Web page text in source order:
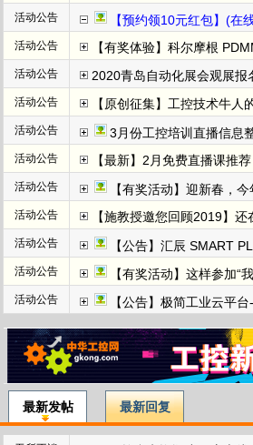
活动公告 【预约领10元红包】(在线直播)福
活动公告 【有奖体验】科尔摩根
活动公告 2020青岛自动化展会观展报名
活动公告 【原创征集】工控技术牛
活动公告 3月份工控培训直播信息整
活动公告 【最新】2月免费直播课推
活动公告 【有奖活动】迎新春，
活动公告 【施教授邀您回顾2019】
活动公告 【公告】汇辰 SMART
活动公告 【有奖活动】这样参加“
活动公告 【公告】极简工业云平台-
最新发帖 最新回复